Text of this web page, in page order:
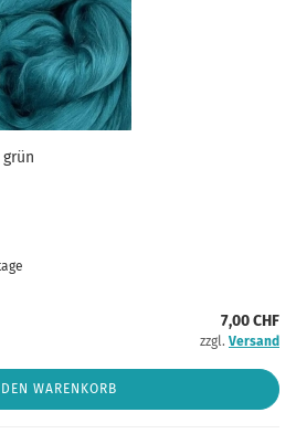
7,00 CHF
zzgl. Versand
DEN WARENKORB